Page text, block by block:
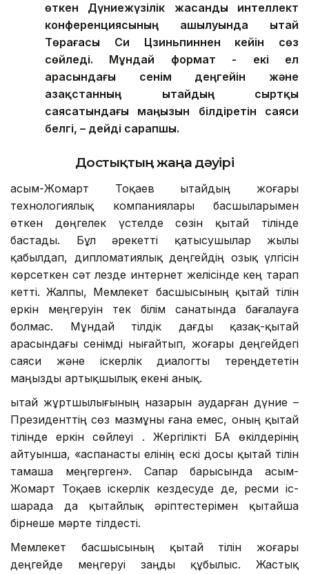
өткен Дүниежүзілік жасанды интеллект
конференциясының ашылуында Қытай
Төрағасы Си Цзиньпиннен кейін сөз
сөйледі. Мұндай формат - екі ел
арасындағы сенім деңгейін және
Қазақстанның Қытайдың сыртқы
саясатындағы маңызын білдіретін саяси
белгі, – дейді сарапшы.
Достықтың жаңа дәуірі
Қасым-Жомарт Тоқаев Қытайдың жоғары
технологиялық компаниялары басшыларымен
өткен дөңгелек үстелде сөзін қытай тілінде
бастады. Бұл әрекетті қатысушылар жылы
қабылдап, дипломатиялық деңгейдің озық үлгісін
көрсеткен сәт лезде интернет желісінде кең тарап
кетті. Жалпы, Мемлекет басшысының қытай тілін
еркін меңгеруін тек білім санатында бағалауға
болмас. Мұндай тілдік дағды қазақ-қытай
арасындағы сенімді нығайтып, жоғары деңгейдегі
саяси және іскерлік диалогты тереңдететін
маңызды артықшылық екені анық.
Қытай жұртшылығының назарын аударған дүние –
Президенттің сөз мазмұны ғана емес, оның қытай
тілінде еркін сөйлеуі . Жергілікті БАҚ өкілдерінің
айтуынша, «аспанасты елінің ескі досы қытай тілін
тамаша меңгерген». Сапар барысында Қасым-
Жомарт Тоқаев іскерлік кездесуде де, ресми іс-
шарада да қытайлық әріптестерімен қытайша
бірнеше мәрте тілдесті.
Мемлекет басшысының қытай тілін жоғары
деңгейде меңгеруі заңды құбылыс. Жастық